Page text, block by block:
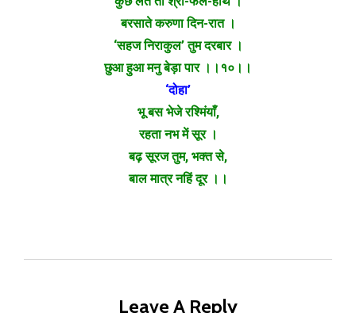
बरसाते करुणा दिन-रात ।
‘सहज निराकुल’ तुम दरबार ।
छुआ हुआ मनु बेड़ा पार ।।१०।।
‘दोहा’
भू बस भेजे रश्मिंयाँ,
रहता नभ में सूर ।
बढ़ सूरज तुम, भक्त से,
बाल मात्र नहिं दूर ।।
Leave A Reply